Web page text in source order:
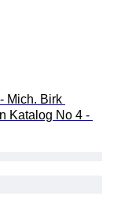
Mich. Birk
Katalog No 4 -